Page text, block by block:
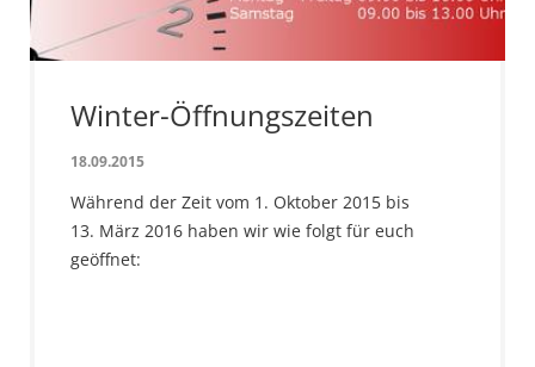
Winter-Öffnungszeiten
18.09.2015
Während der Zeit vom 1. Oktober 2015 bis
13. März 2016 haben wir wie folgt für euch
geöffnet: